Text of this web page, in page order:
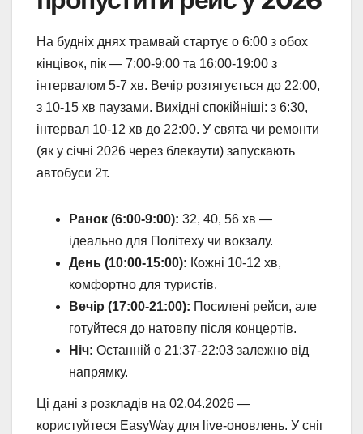
На будніх днях трамвай стартує о 6:00 з обох
кінцівок, пік — 7:00-9:00 та 16:00-19:00 з
інтервалом 5-7 хв. Вечір розтягується до 22:00,
з 10-15 хв паузами. Вихідні спокійніші: з 6:30,
інтервал 10-12 хв до 22:00. У свята чи ремонти
(як у січні 2026 через блекаути) запускають
автобуси 2т.
Ранок (6:00-9:00): 32, 40, 56 хв —
ідеально для Політеху чи вокзалу.
День (10:00-15:00): Кожні 10-12 хв,
комфортно для туристів.
Вечір (17:00-21:00): Посилені рейси, але
готуйтеся до натовпу після концертів.
Ніч: Останній о 21:37-22:03 залежно від
напрямку.
Ці дані з розкладів на 02.04.2026 —
користуйтеся EasyWay для live-оновлень. У сніг